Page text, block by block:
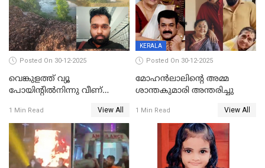
Posted On 30-12-2025
വെങ്കുളത്ത് വ്യൂ
പോയിന്റിൽനിന്നു വീണ്
1 Min Read View All
KERALA
Posted On 30-12-2025
മോഹന്‍ലാലിന്‍റെ അമ്മ
ശാന്തകുമാരി അന്തരിച്ചു
1 Min Read View All